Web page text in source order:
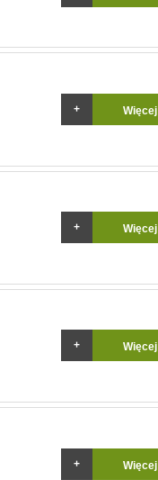
Więcej
Więcej
Więcej
Więcej